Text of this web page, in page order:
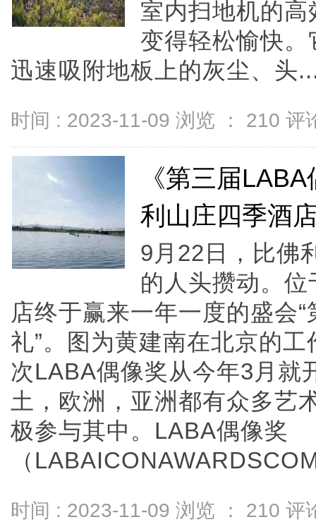
室内扫地机的
变得轻松愉快
迅速吸附地板上的灰尘、头
时间 : 2023-11-09 浏览 ： 210 评
《第三届
利山庄四季酒
9月22日，比佛
的人头攒动。
店终于赢来一年一度的盛会
礼”。图为黄建南在北京的
次LABA偶像奖从今年3月就
土，欧洲，亚洲都有众多艺
极参与其中。LABA偶像奖
（
时间 : 2023-11-09 浏览 ： 210 评